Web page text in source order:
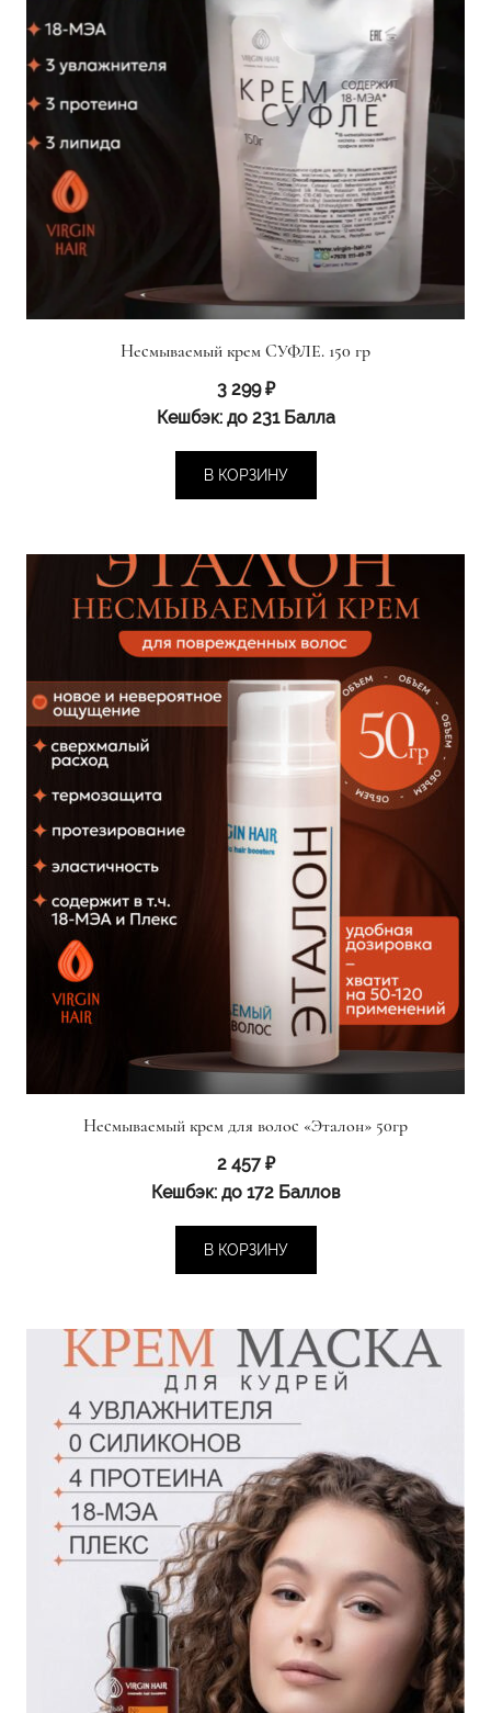
Несмываемый крем СУФЛЕ. 150 гр
3 299₽
Кешбэк:до 231 Балла
В КОРЗИНУ
Несмываемый крем для волос «Эталон» 50гр
2 457₽
Кешбэк: до 172 Баллов
В КОРЗИНУ